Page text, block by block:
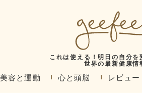
これは使える！明日の自分を
世界の最新健康情
美容と運動 心と頭脳 レビュー